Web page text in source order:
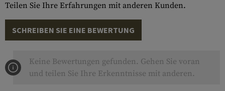
Teilen Sie Ihre Erfahrungen mit anderen Kunden.
SCHREIBEN SIE EINE BEWERTUNG
Keine Bewertungen gefunden. Gehen Sie voran
und teilen Sie Ihre Erkenntnisse mit anderen.